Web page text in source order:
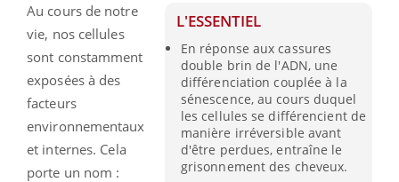
L'ESSENTIEL
En réponse aux cassures
double brin de l'ADN, une
différenciation couplée à la
sénescence, au cours duquel
les cellules se différencient de
manière irréversible avant
d'être perdues, entraîne le
grisonnement des cheveux.
Au cours de notre
vie, nos cellules
sont constamment
exposées à des
facteurs
environnementaux
et internes. Cela
porte un nom :